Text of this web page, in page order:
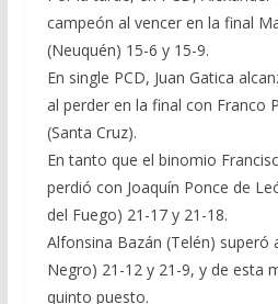
campeón al vencer en la final
(Neuquén) 15-6 y 15-9.
En single PCD, Juan Gatica
al perder en la final con Franco
(Santa Cruz).
En tanto que el binomio
perdió con Joaquín Ponce de
del Fuego) 21-17 y 21-18.
Alfonsina Bazán (Telén) superó
Negro) 21-12 y 21-9, y de esta
quinto puesto.